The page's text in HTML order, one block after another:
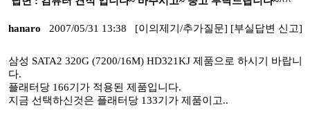
hanaro 2007/05/31 13:38 [이의제기/추가질문] [부실답변 신고]
삼성 SATA2 320G (7200/16M) HD321KJ 제품으로 하시기 바랍니
다.
플래터당 166기가 적용된 제품입니다.
지금 선택하신것은 플래터당 133기가 제품이고..